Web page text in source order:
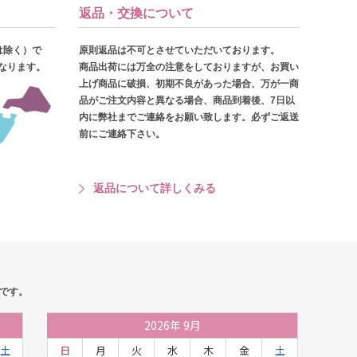
除く）で
ります。
返品・交換について
原則返品は不可とさせていただいております。
商品出荷には万全の注意をしておりますが、お買い
上げ商品に破損、初期不良があった場合、万が一商
品がご注文内容と異なる場合、商品到着後、7日以
内に弊社までご連絡をお願い致します。必ずご返送
前にご連絡下さい。
返品について詳しくみる
す。
土
2026年 9月
日 月 火 水 木 金 土